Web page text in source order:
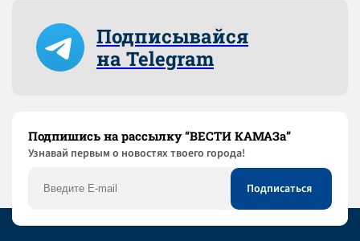
Подписывайся
на Telegram
Подпишись на рассылку “ВЕСТИ КАМАЗа”
Узнaвай первым о новостях твоего города!